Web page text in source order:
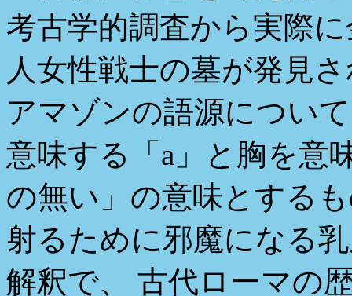
考古学的調査から実際
人女性戦士の墓が発見
アマゾンの語源につい
意味する「a」と胸を意
の無い」の意味とする
射るために邪魔になる
解釈で、 古代ローマの